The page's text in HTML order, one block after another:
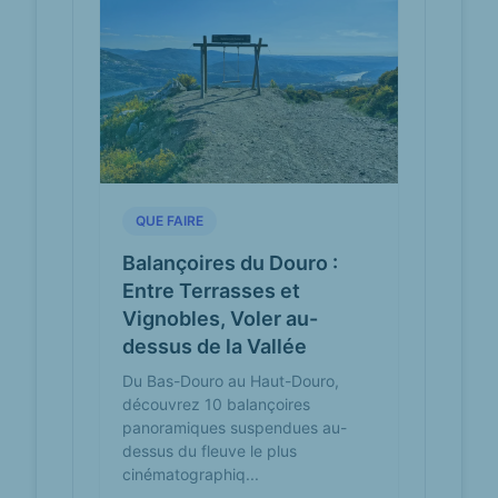
near Baloiço da
Associação
Desportiva de Avões
Experience the breathtaking views
and serene camping at Baloiço da
Associação Desportiva de Avões, a
must-visit tourist...
Associação
Lamego
A Associação Desportiva de Avões
organiza eventos, jantares convívio
e festas regularmente.
ASSOCIACAO
DESPORTIVA DE
AVOES-A.D.A -
501313826 |
InfotrustGo
infotrustgo.pt
QUE FAIRE
Balançoires du Douro :
Entre Terrasses et
Vignobles, Voler au-
dessus de la Vallée
Du Bas-Douro au Haut-Douro,
découvrez 10 balançoires
panoramiques suspendues au-
dessus du fleuve le plus
cinématographiq...